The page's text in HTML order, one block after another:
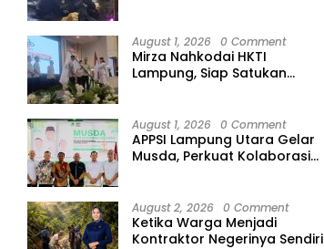
August 1, 2026 0 Comment
Mirza Nahkodai HKTI
Lampung, Siap Satukan
August 1, 2026 0 Comment
APPSI Lampung Utara Gelar
Musda, Perkuat Kolaborasi
Bermartabat
August 2, 2026 0 Comment
Ketika Warga Menjadi
Kontraktor Negerinya Sendiri